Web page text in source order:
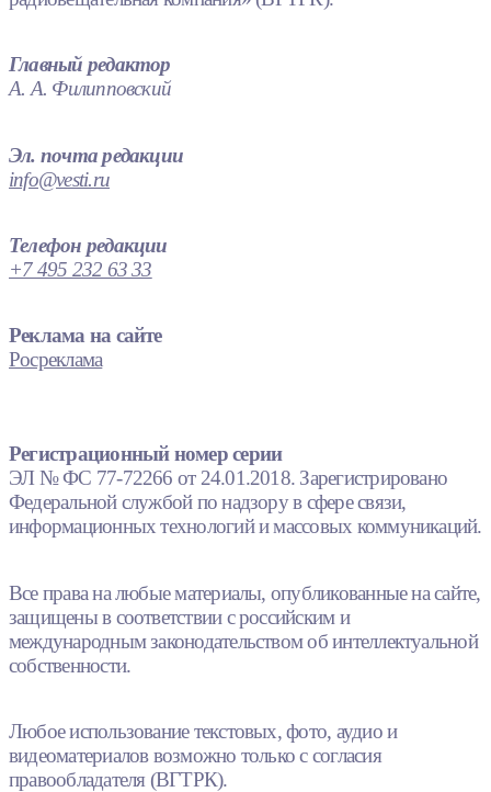
Главный редактор
А. А. Филипповский
Эл. почта редакции
info@vesti.ru
Телефон редакции
+7 495 232 63 33
Реклама на сайте
Росреклама
Регистрационный номер серии
ЭЛ № ФС 77-72266 от 24.01.2018. Зарегистрировано
Федеральной службой по надзору в сфере связи,
информационных технологий и массовых коммуникаций.
Все права на любые материалы, опубликованные на сайте,
защищены в соответствии с российским и
международным законодательством об интеллектуальной
собственности.
Любое использование текстовых, фото, аудио и
видеоматериалов возможно только с согласия
правообладателя (ВГТРК).